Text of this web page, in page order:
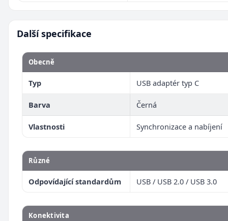
Další specifikace
Obecně
Typ USB adaptér typ C
Barva Černá
Vlastnosti Synchronizace a nabíjení
Různé
Odpovídající standardům USB / USB 2.0 / USB 3.0
Konektivita